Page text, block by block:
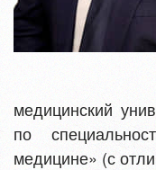
медицинский
по
медицине» (с